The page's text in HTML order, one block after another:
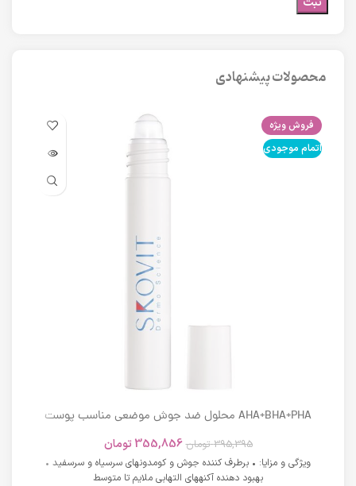
محصولات پیشنهادی
فروش ویژه
اتمام موجودی
AHA+BHA+PHA محلول ضد جوش موضعی مناسب پوست
395,395 تومان 355,856 تومان
ویژگی و مزایا: • برطرف کننده جوش و کومدونهای سرسیاه و سرسفید •
بهبود دهنده آکنههای التهابی ملایم تا متوسط